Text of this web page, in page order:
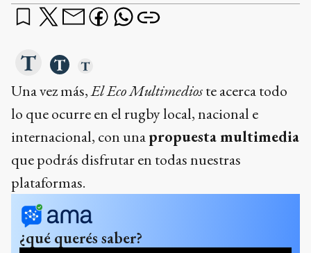
Una vez más,El Eco Multimedioste acerca todo
lo que ocurre en el rugby local, nacional e
internacional, con unapropuesta multimedia
que podrás disfrutar en todas nuestras
plataformas.
¿qué querés saber?